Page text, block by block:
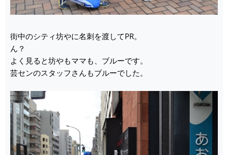
街中のシティ坊やに名刺を渡してPR。
ん？
よく見ると坊やもママも、ブルーです。
芸センのスタッフさんもブルーでした。